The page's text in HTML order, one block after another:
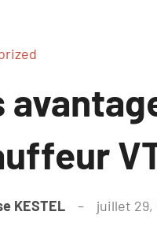
KESTEL juillet 29,